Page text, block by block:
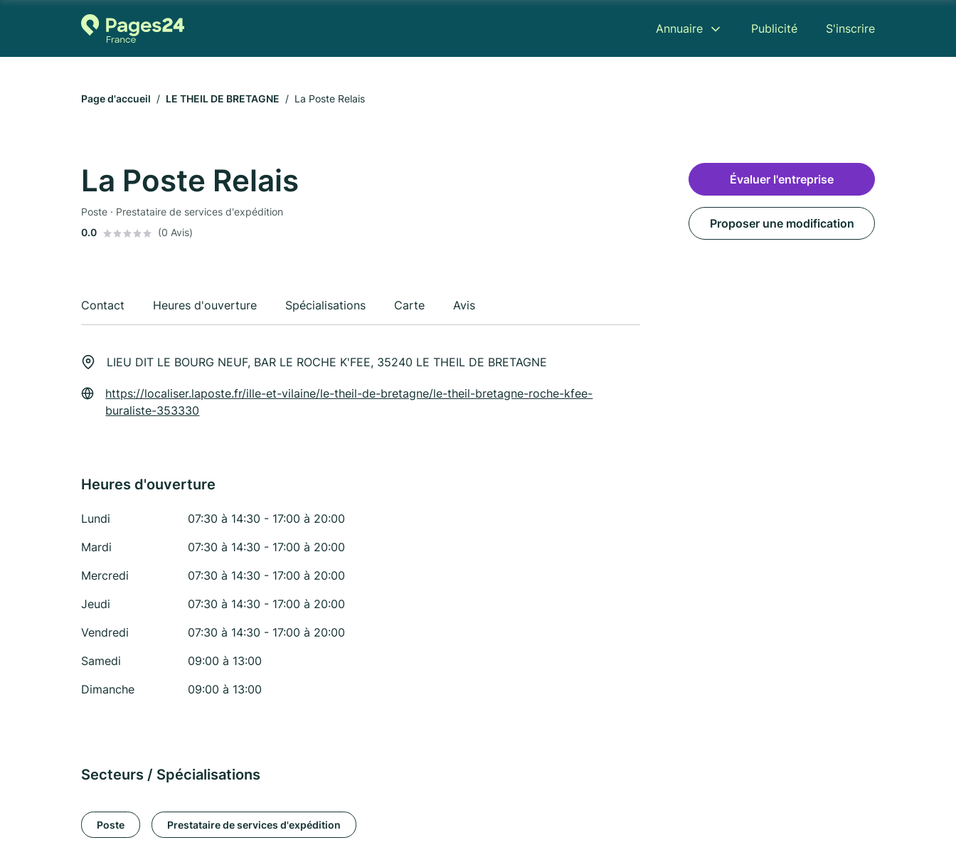
Annuaire Publicité S'inscrire
Page d'accueil LE THEIL DE BRETAGNE La Poste Relais
La Poste Relais
Poste · Prestataire de services d'expédition
0.0
(0 Avis)
Contact Heures d'ouverture Spécialisations Carte Avis
LIEU DIT LE BOURG NEUF, BAR LE ROCHE K'FEE, 35240 LE THEIL DE BRETAGNE
https://localiser.laposte.fr/ille-et-vilaine/le-theil-de-bretagne/le-theil-bretagne-roche-kfee-
buraliste-353330
Heures d'ouverture
Lundi
07:30 à 14:30 - 17:00 à 20:00
Mardi
07:30 à 14:30 - 17:00 à 20:00
Mercredi
07:30 à 14:30 - 17:00 à 20:00
Jeudi
07:30 à 14:30 - 17:00 à 20:00
Vendredi
07:30 à 14:30 - 17:00 à 20:00
Samedi
09:00 à 13:00
Dimanche
09:00 à 13:00
Secteurs / Spécialisations
Poste Prestataire de services d'expédition
Évaluer l'entreprise
Proposer une modification